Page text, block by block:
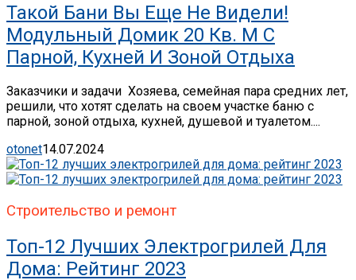
Такой Бани Вы Еще Не Видели!
Модульный Домик 20 Кв. М С
Парной, Кухней И Зоной Отдыха
Заказчики и задачи Хозяева, семейная пара средних лет,
решили, что хотят сделать на своем участке баню с
парной, зоной отдыха, кухней, душевой и туалетом....
otonet14.07.2024
Строительство и ремонт
Топ-12 Лучших Электрогрилей Для
Дома: Рейтинг 2023